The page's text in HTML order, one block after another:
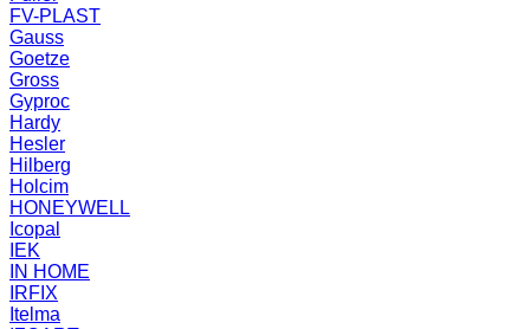
FV-PLAST
Gauss
Goetze
Gross
Gyproc
Hardy
Hesler
Hilberg
Holcim
HONEYWELL
Icopal
IEK
IN HOME
IRFIX
Itelma